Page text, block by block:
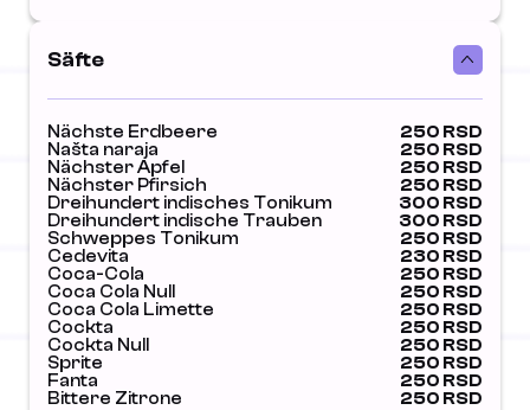
Säfte
Nächste Erdbeere
250 RSD
Našta naraja
250 RSD
Nächster Apfel
250 RSD
Nächster Pfirsich
250 RSD
Dreihundert indisches Tonikum
300 RSD
Dreihundert indische Trauben
300 RSD
Schweppes Tonikum
250 RSD
Cedevita
230 RSD
Coca-Cola
250 RSD
Coca Cola Null
250 RSD
Coca Cola Limette
250 RSD
Cockta
250 RSD
Cockta Null
250 RSD
Sprite
250 RSD
Fanta
250 RSD
Bittere Zitrone
250 RSD